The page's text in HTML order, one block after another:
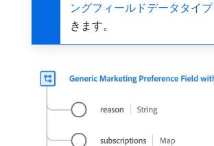
ングフィールドデータタイプ ​
きます。